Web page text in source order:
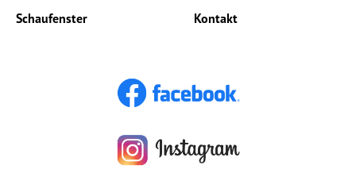
Schaufenster
Kontakt